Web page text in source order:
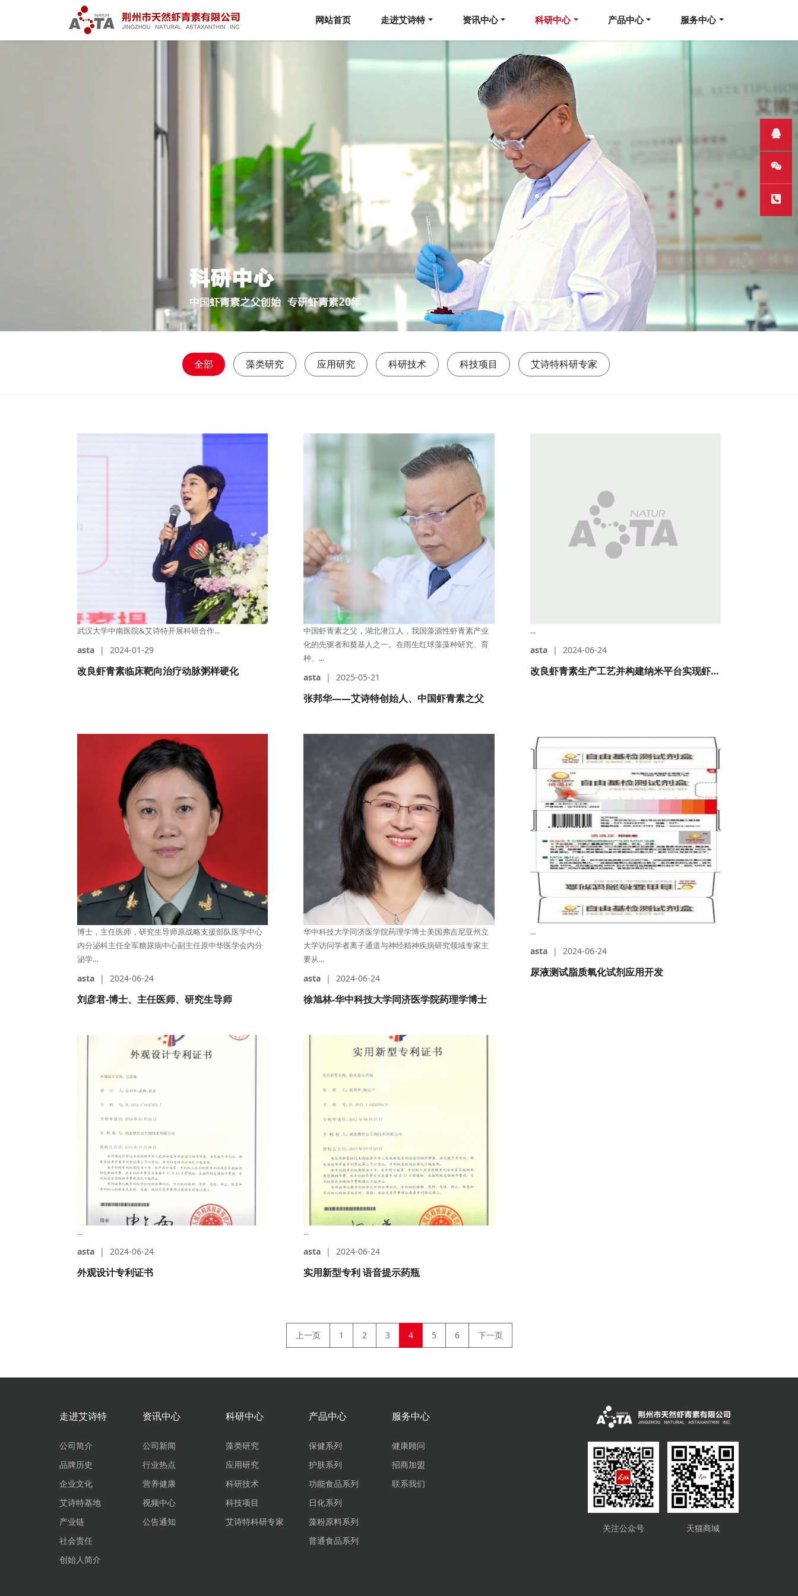
网站首页 走进艾诗特 资讯中心 科研中心 产品中心 服务中心
全部 藻类研究 应用研究 科研技术 科技项目 艾诗特科研专家
武汉大学中南医院&艾诗特开展科研合作...
asta | 2024-01-29
改良虾青素临床靶向治疗动脉粥样硬化
中国虾青素之父，湖北潜江人，我国藻源性虾青素产业
化的先驱者和奠基人之一。在雨生红球藻藻种研究、育
种、...
asta | 2025-05-21
张邦华——艾诗特创始人、中国虾青素之父
...
asta | 2024-06-24
改良虾青素生产工艺并构建纳米平台实现虾青素临床靶向治疗动脉粥样硬化
博士，主任医师，研究生导师原战略支援部队医学中心
内分泌科主任全军糖尿病中心副主任原中华医学会内分
泌学...
asta | 2024-06-24
刘彦君-博士、主任医师、研究生导师
华中科技大学同济医学院药理学博士美国弗吉尼亚州立
大学访问学者离子通道与神经精神疾病研究领域专家主
要从...
asta | 2024-06-24
徐旭林-华中科技大学同济医学院药理学博士
...
asta | 2024-06-24
尿液测试脂质氧化试剂应用开发
...
asta | 2024-06-24
外观设计专利证书
...
asta | 2024-06-24
实用新型专利 语音提示药瓶
上一页 1 2 3 4 5 6 下一页
走进艾诗特
公司简介
品牌历史
企业文化
艾诗特基地
产业链
社会责任
创始人简介
资讯中心
公司新闻
行业热点
营养健康
视频中心
公告通知
科研中心
藻类研究
应用研究
科研技术
科技项目
艾诗特科研专家
产品中心
保健系列
护肤系列
功能食品系列
日化系列
藻粉原料系列
普通食品系列
服务中心
健康顾问
招商加盟
联系我们
关注公众号 天猫商城
QQ客服
微信